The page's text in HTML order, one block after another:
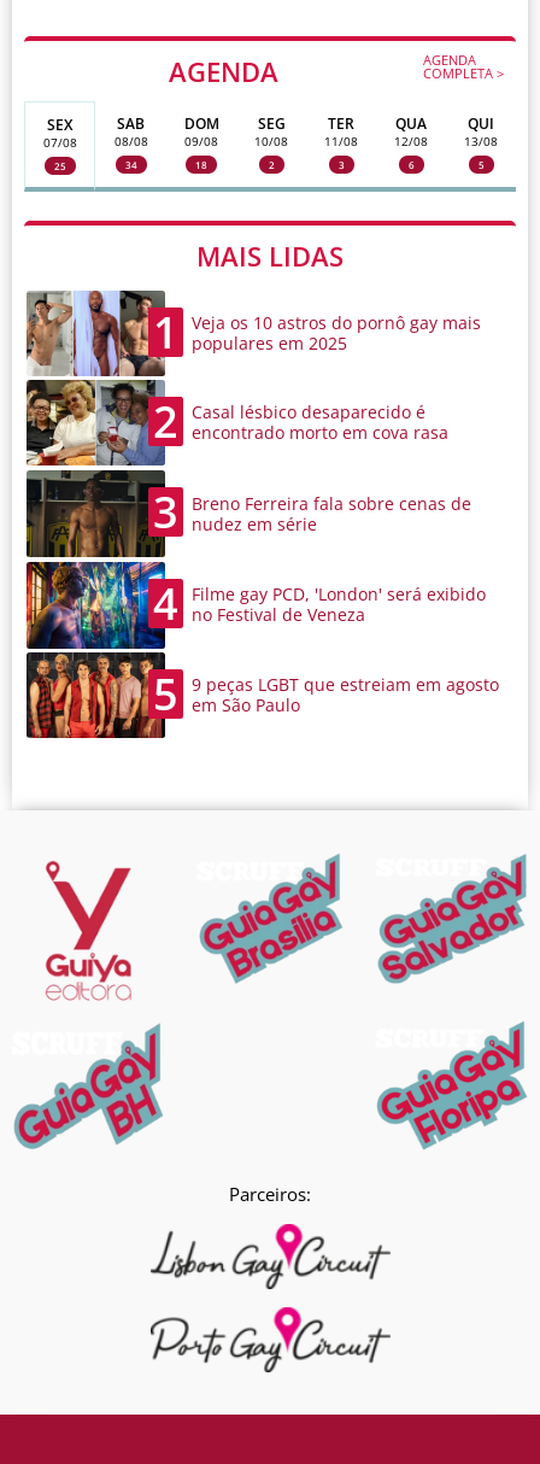
AGENDA AGENDA
COMPLETA >
SEX
07/08
25
SAB
08/08
34
DOM
09/08
18
SEG
10/08
2
TER
11/08
3
QUA
12/08
6
QUI
13/08
5
MAIS LIDAS
1
Veja os 10 astros do pornô gay mais
populares em 2025
2
Casal lésbico desaparecido é
encontrado morto em cova rasa
3
Breno Ferreira fala sobre cenas de
nudez em série
4
Filme gay PCD, 'London' será exibido
no Festival de Veneza
5
9 peças LGBT que estreiam em agosto
em São Paulo
Parceiros: